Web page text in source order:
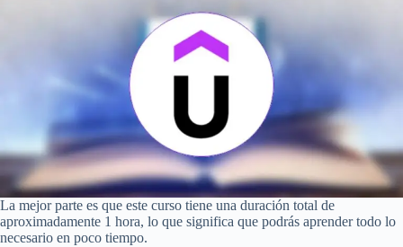
La mejor parte es que este curso tiene una duración total de
aproximadamente 1 hora, lo que significa que podrás aprender todo lo
necesario en poco tiempo.